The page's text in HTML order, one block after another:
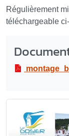
Régulièrement
téléchargeable